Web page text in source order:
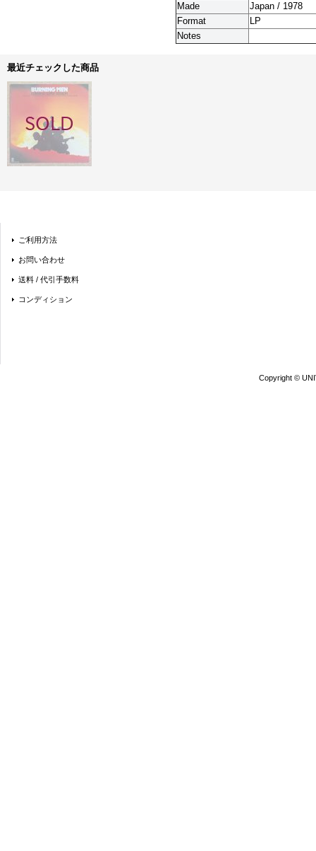
Made
Japan / 1978
Format
LP
Notes
最近チェックした商品
ご利用方法
お問い合わせ
送料 / 代引手数料
コンディション
Copyright ©